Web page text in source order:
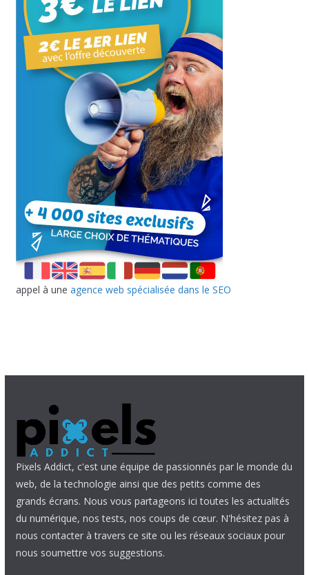
appel à une agence web spécialisée dans le SEO
Pixels Addict, c'est une équipe de passionnés par le monde du
web, de la technologie ainsi que des petits comme des
grands écrans. Nous vous partageons ici toutes les actualités
du numérique, nos tests, nos coups de cœur. N'hésitez pas à
nous contacter à travers ce site ou les réseaux sociaux pour
nous soumettre vos suggestions.